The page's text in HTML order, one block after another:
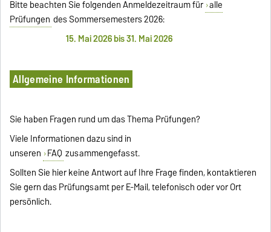
Bitte beachten Sie folgenden Anmeldezeitraum für alle
Prüfungen des Sommersemesters 2026:
15. Mai 2026 bis 31. Mai 2026
Allgemeine Informationen
Sie haben Fragen rund um das Thema Prüfungen?
Viele Informationen dazu sind in
unseren FAQ zusammengefasst.
Sollten Sie hier keine Antwort auf Ihre Frage finden, kontaktieren
Sie gern das Prüfungsamt per E-Mail, telefonisch oder vor Ort
persönlich.